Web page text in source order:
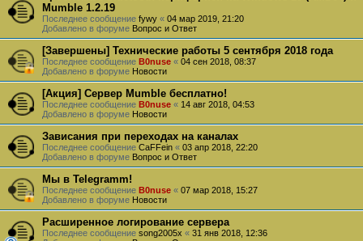
Mumble 1.2.19
Последнее сообщение fywy « 04 мар 2019, 21:20
Добавлено в форуме Вопрос и Ответ
[Завершены] Технические работы 5 сентября 2018 года
Последнее сообщение B0nuse « 04 сен 2018, 08:37
Добавлено в форуме Новости
[Акция] Сервер Mumble бесплатно!
Последнее сообщение B0nuse « 14 авг 2018, 04:53
Добавлено в форуме Новости
Зависания при переходах на каналах
Последнее сообщение CaFFein « 03 апр 2018, 22:20
Добавлено в форуме Вопрос и Ответ
Мы в Telegramm!
Последнее сообщение B0nuse « 07 мар 2018, 15:27
Добавлено в форуме Новости
Расширенное логирование сервера
Последнее сообщение song2005x « 31 янв 2018, 12:36